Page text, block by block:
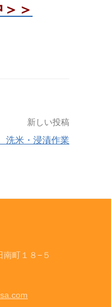
＞
新しい投稿
洗米・浸漬作業
南町１８−５